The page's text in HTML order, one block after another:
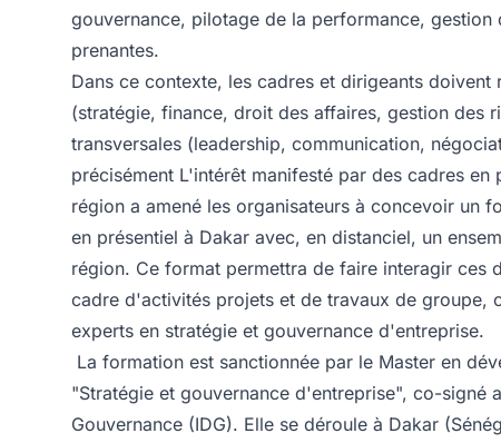
gouvernance, pilotage de la performance,
prenantes.
Dans ce contexte, les cadres et dirigeants
(stratégie, finance, droit des affaires, gestion des
transversales (leadership, communication,
précisément L'intérêt manifesté par des cadres
région a amené les organisateurs à concevoir un
en présentiel à Dakar avec, en distanciel, un
région. Ce format permettra de faire interagir ces
cadre d'activités projets et de travaux de groupe,
experts en stratégie et gouvernance d'entreprise.
La formation est sanctionnée par le Master en
"Stratégie et gouvernance d'entreprise", co-signé
Gouvernance (IDG). Elle se déroule à Dakar